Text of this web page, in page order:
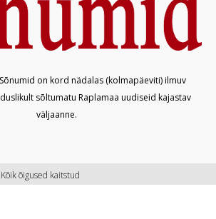
on kord nädalas (kolmapäeviti) ilmuv
sõltumatu Raplamaa uudiseid kajastav
väljaanne.
õigused kaitstud